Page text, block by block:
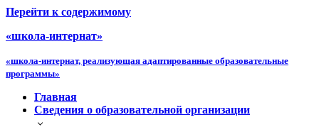
Перейти к содержимому
«школа-интернат»
«школа-интернат, реализующая адаптированные образовательные
программы»
Главная
Сведения о образовательной организации